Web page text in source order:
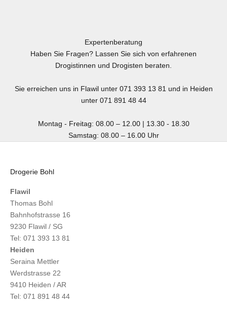
Expertenberatung
Haben Sie Fragen? Lassen Sie sich von erfahrenen
Drogistinnen und Drogisten beraten.
Sie erreichen uns in Flawil unter 071 393 13 81 und in Heiden
unter 071 891 48 44
Montag - Freitag: 08.00 – 12.00 | 13.30 - 18.30
Samstag: 08.00 – 16.00 Uhr
Drogerie Bohl
Flawil
Thomas Bohl
Bahnhofstrasse 16
9230 Flawil / SG
Tel: 071 393 13 81
Heiden
Seraina Mettler
Werdstrasse 22
9410 Heiden / AR
Tel: 071 891 48 44